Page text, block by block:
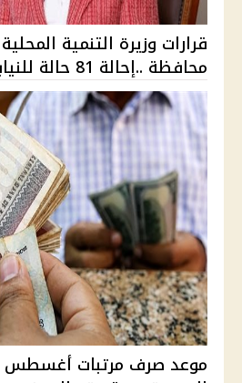
محافظة ..إحالة 81 حالة للنيابات...